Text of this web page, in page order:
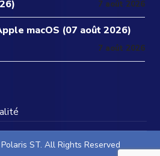
7 août 2026
macOS (07 août 2026)
7 août 2026
ST. All Rights Reserved